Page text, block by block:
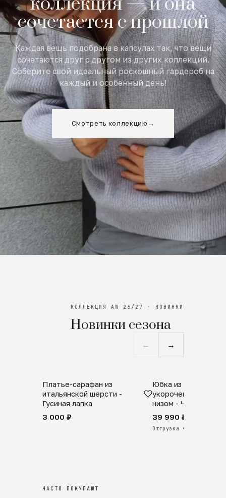
сочетается с прошлой
Каждая вещь подобрана в капсулах так, что вещи
сочетаются друг с другом из других коллекций.
Соберите свой идеальный роскошный гардероб на
каждый и особенный день!
Смотреть коллекцию →
КОЛЛЕКЦИЯ AW 26/27 · НОВИНКИ
Новинки сезона
← →
SALE
Платье-сарафан из
итальянской шерсти -
Гусиная лапка
3 000 ₽
ПРЕДЗАКАЗ
Юбка из
укороченная с
низом - Черный
39 990 ₽
Отгрузка через 25 дней
ЧАСТО ПОКУПАЮТ